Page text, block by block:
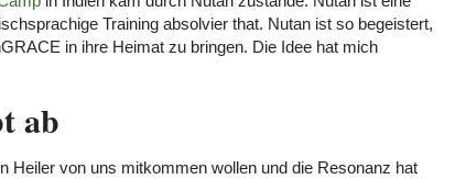
Training absolvier that. Nutan ist so begeistert,
in ihre Heimat zu bringen. Die Idee hat mich
ab
Heiler von uns mitkommen wollen und die Resonanz hat